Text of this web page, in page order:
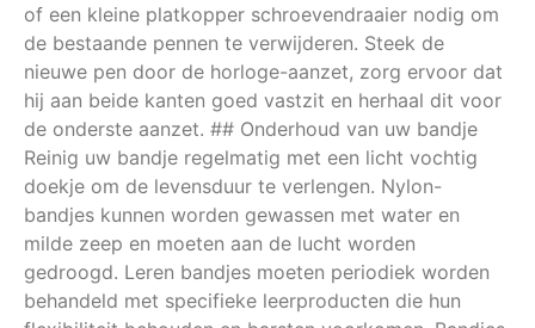
of een kleine platkopper schroevendraaier nodig om
de bestaande pennen te verwijderen. Steek de
nieuwe pen door de horloge-aanzet, zorg ervoor dat
hij aan beide kanten goed vastzit en herhaal dit voor
de onderste aanzet. ## Onderhoud van uw bandje
Reinig uw bandje regelmatig met een licht vochtig
doekje om de levensduur te verlengen. Nylon-
bandjes kunnen worden gewassen met water en
milde zeep en moeten aan de lucht worden
gedroogd. Leren bandjes moeten periodiek worden
behandeld met specifieke leerproducten die hun